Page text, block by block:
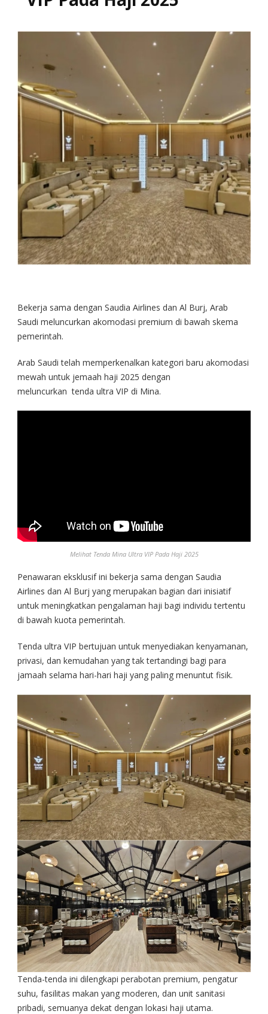
Bekerja sama dengan Saudia Airlines dan Al Burj, Arab
Saudi meluncurkan akomodasi premium di bawah skema
pemerintah.
Arab Saudi telah memperkenalkan kategori baru akomodasi
mewah untuk jemaah haji 2025 dengan
meluncurkan tenda ultra VIP di Mina.
Melihat Tenda Mina Ultra VIP Pada Haji 2025
Penawaran eksklusif ini bekerja sama dengan Saudia
Airlines dan Al Burj yang merupakan bagian dari inisiatif
untuk meningkatkan pengalaman haji bagi individu tertentu
di bawah kuota pemerintah.
Tenda ultra VIP bertujuan untuk menyediakan kenyamanan,
privasi, dan kemudahan yang tak tertandingi bagi para
jamaah selama hari-hari haji yang paling menuntut fisik.
Tenda-tenda ini dilengkapi perabotan premium, pengatur
suhu, fasilitas makan yang moderen, dan unit sanitasi
pribadi, semuanya dekat dengan lokasi haji utama.